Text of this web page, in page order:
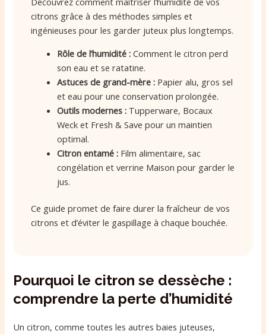
citrons grâce à des méthodes simples et
ingénieuses pour les garder juteux plus longtemps.
Rôle de l’humidité : Comment le citron perd
son eau et se ratatine.
Astuces de grand-mère : Papier alu, gros sel
et eau pour une conservation prolongée.
Outils modernes : Tupperware, Bocaux
Weck et Fresh & Save pour un maintien
optimal.
Citron entamé : Film alimentaire, sac
congélation et verrine Maison pour garder le
jus.
Ce guide promet de faire durer la fraîcheur de vos
citrons et d’éviter le gaspillage à chaque bouchée.
Pourquoi le citron se dessèche :
comprendre la perte d’humidité
Un citron, comme toutes les autres baies juteuses,